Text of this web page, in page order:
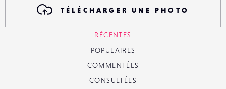
TÉLÉCHARGER UNE PHOTO
RÉCENTES
POPULAIRES
COMMENTÉES
CONSULTÉES